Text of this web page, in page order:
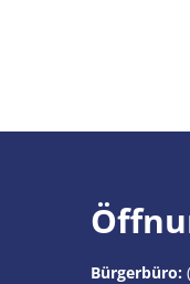
Bürgerbüro: